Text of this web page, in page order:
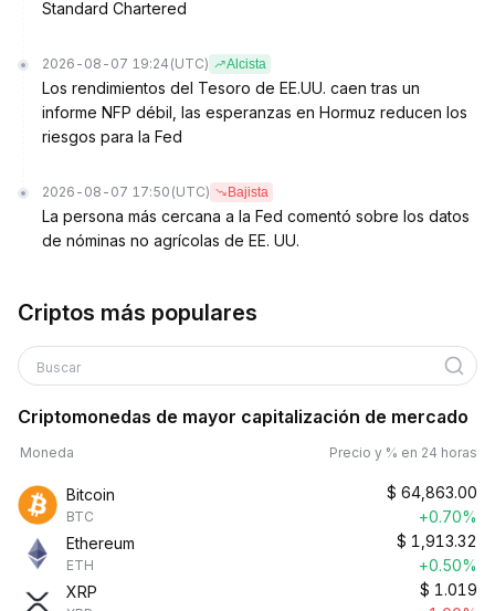
Standard Chartered
2026-08-07 19:24 (UTC) Alcista
Los rendimientos del Tesoro de EE.UU. caen tras un
informe NFP débil, las esperanzas en Hormuz reducen los
riesgos para la Fed
2026-08-07 17:50 (UTC) Bajista
La persona más cercana a la Fed comentó sobre los datos
de nóminas no agrícolas de EE. UU.
Criptos más populares
Buscar
Criptomonedas de mayor capitalización de mercado
Moneda Precio y % en 24 horas
Bitcoin
BTC
$ 64,863.00
+0.70%
Ethereum
ETH
$ 1,913.32
+0.50%
XRP
$ 1.019